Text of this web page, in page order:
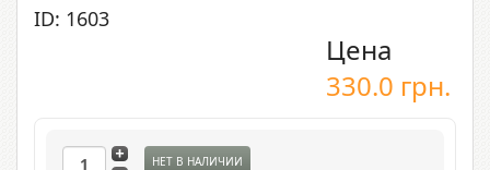
ID: 1603
Цена
330.0 грн.
НЕТ В НАЛИЧИИ